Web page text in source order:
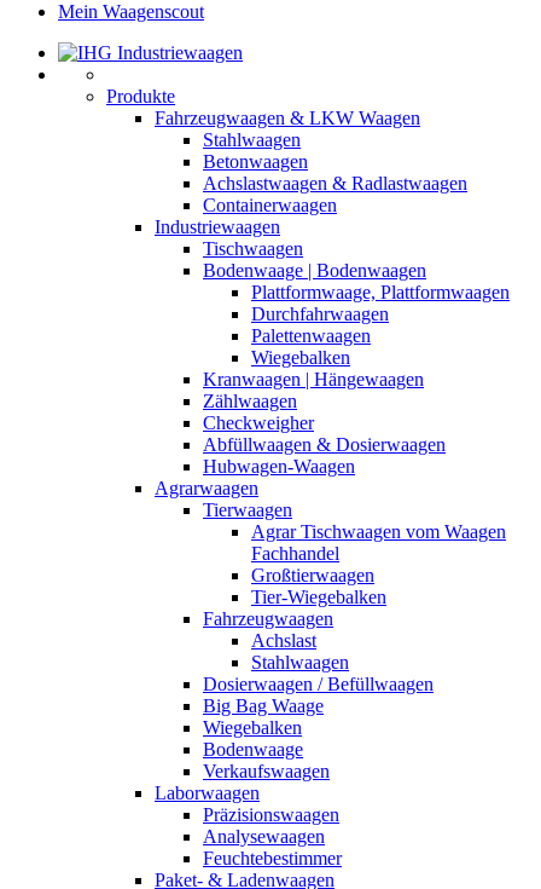
Mein Waagenscout
Produkte
Fahrzeugwaagen & LKW Waagen
Stahlwaagen
Betonwaagen
Achslastwaagen & Radlastwaagen
Containerwaagen
Industriewaagen
Tischwaagen
Bodenwaage | Bodenwaagen
Plattformwaage, Plattformwaagen
Durchfahrwaagen
Palettenwaagen
Wiegebalken
Kranwaagen | Hängewaagen
Zählwaagen
Checkweigher
Abfüllwaagen & Dosierwaagen
Hubwagen-Waagen
Agrarwaagen
Tierwaagen
Agrar Tischwaagen vom Waagen
Fachhandel
Großtierwaagen
Tier-Wiegebalken
Fahrzeugwaagen
Achslast
Stahlwaagen
Dosierwaagen / Befüllwaagen
Big Bag Waage
Wiegebalken
Bodenwaage
Verkaufswaagen
Laborwaagen
Präzisionswaagen
Analysewaagen
Feuchtebestimmer
Paket- & Ladenwaagen